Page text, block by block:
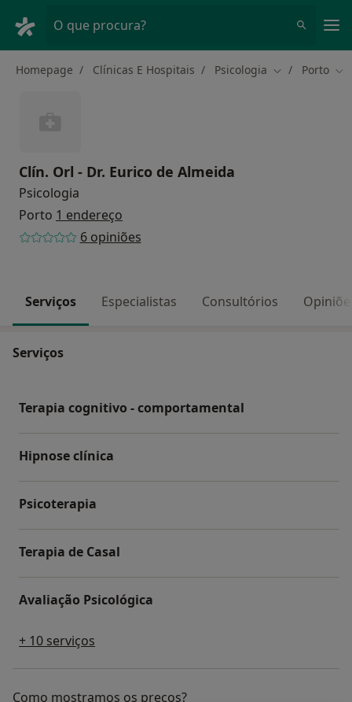
O que procura?
Homepage Clínicas E Hospitais Psicologia Mudar de
Porto
Clín. Orl - Dr. Eurico de Almeida
Psicologia
Porto 1 endereço
6 opiniões
Serviços Especialistas Consultórios
Serviços
Terapia cognitivo - comportamental
Hipnose clínica
Psicoterapia
Terapia de Casal
Avaliação Psicológica
+ 10 serviços
Como mostramos os preços?